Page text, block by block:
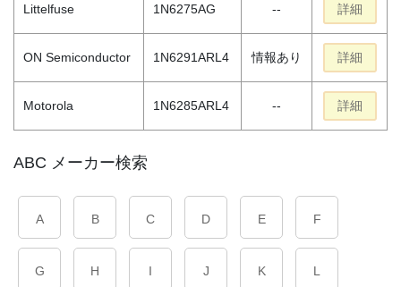
Littelfuse 1N6275AG -- 詳細
ON Semiconductor 1N6291ARL4 情報あり 詳細
Motorola 1N6285ARL4 -- 詳細
ABC メーカー検索
A B C D E F
G H I J K L